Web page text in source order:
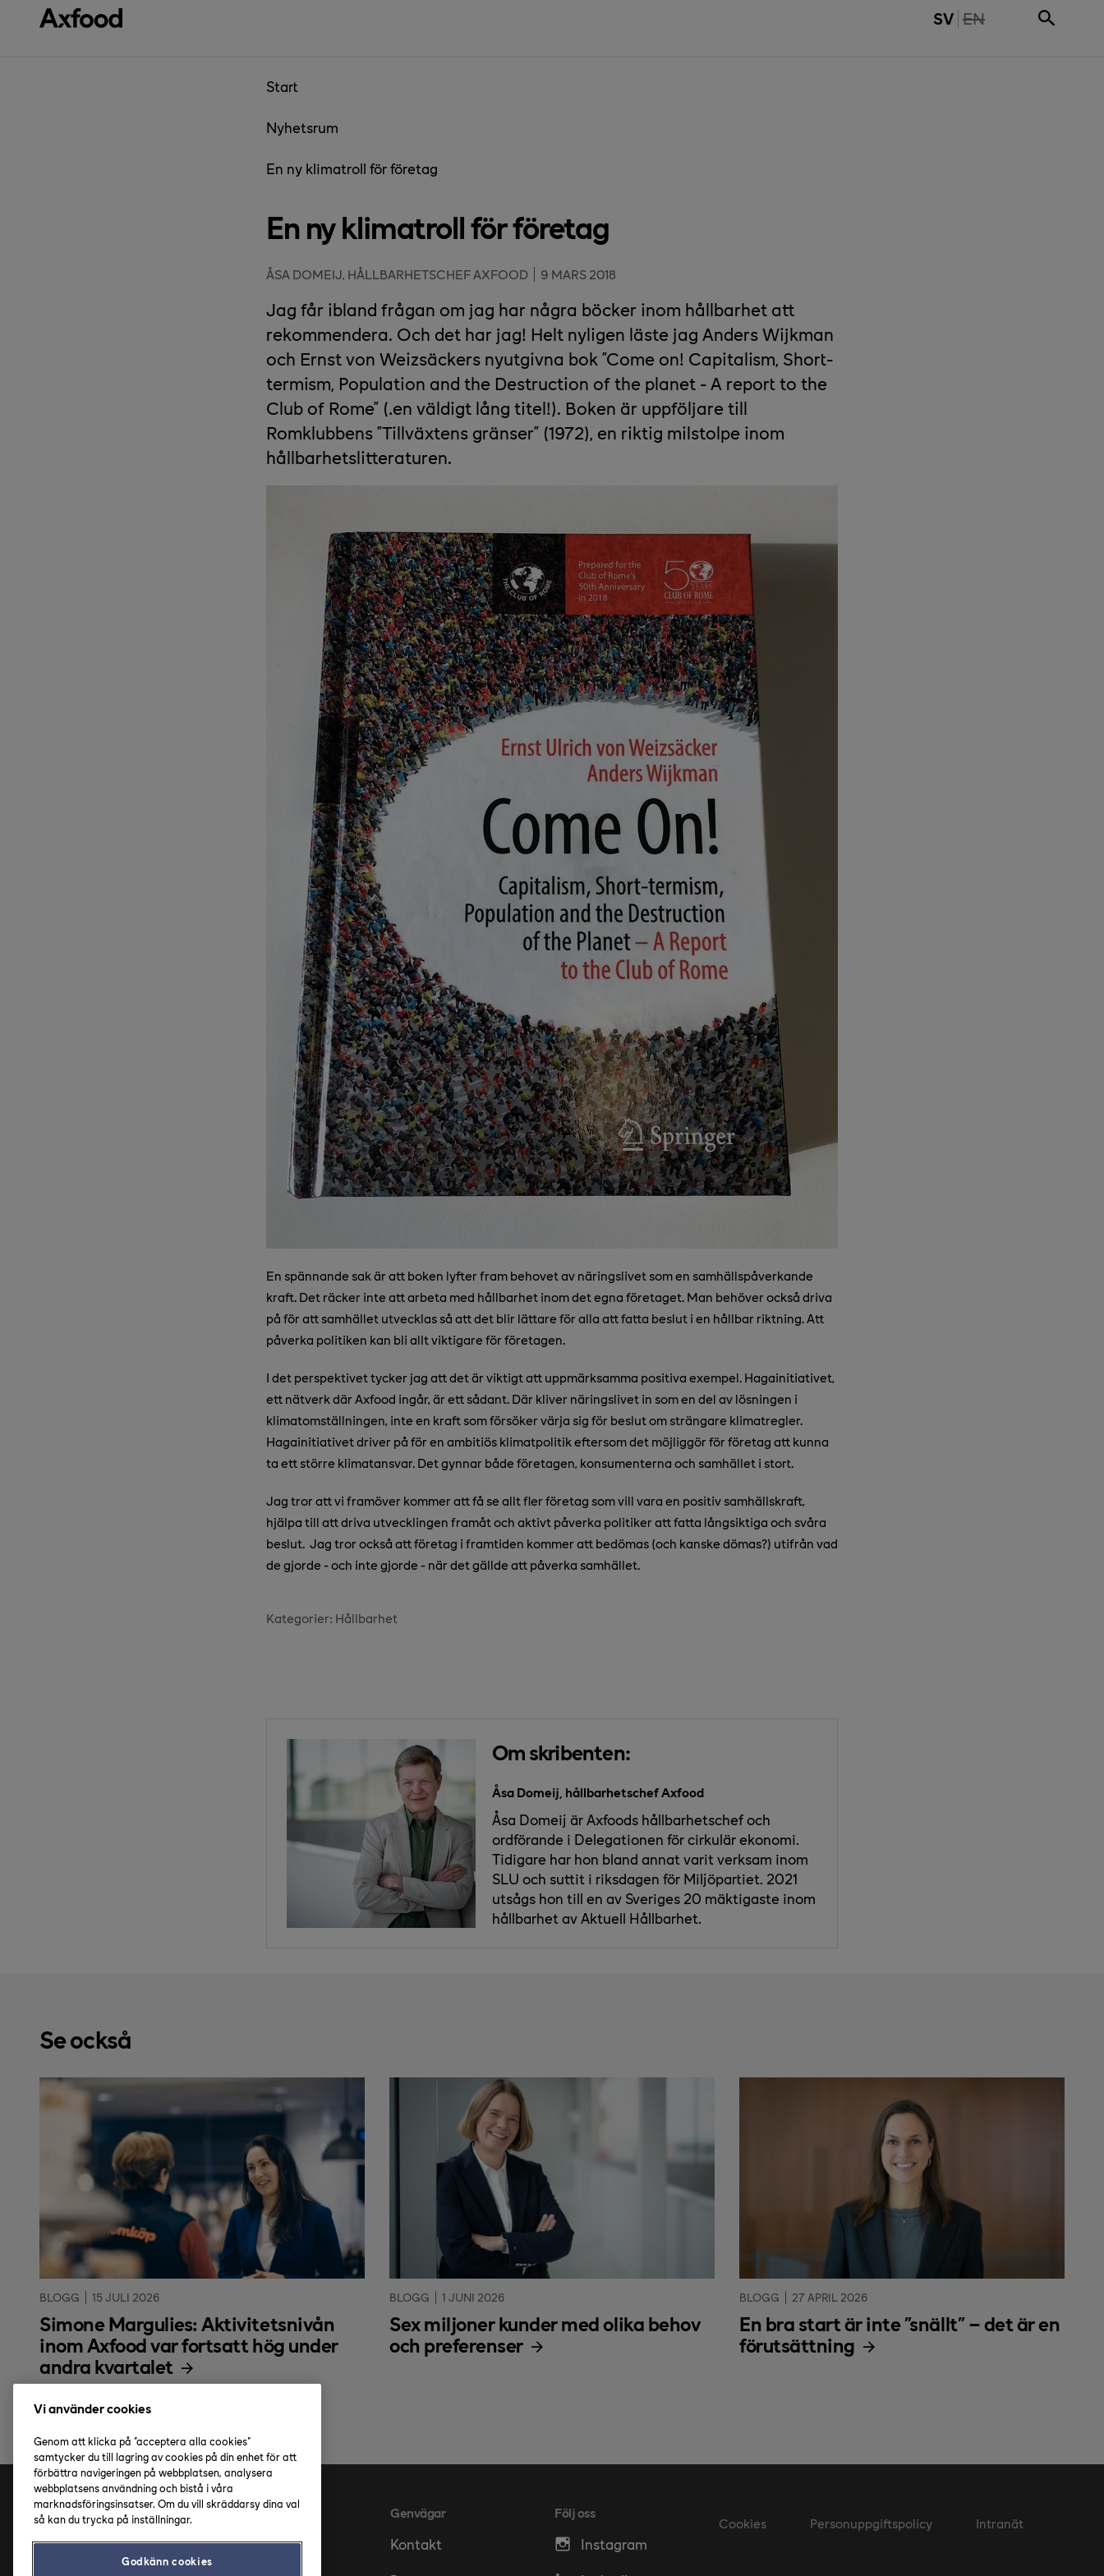
Gå direkt till innehåll SV THE PAGE IS NOT
EN
Start
Nyhetsrum
En ny klimatroll för företag
En ny klimatroll för företag
ÅSA DOMEIJ, HÅLLBARHETSCHEF AXFOOD 9 MARS 2018
Jag får ibland frågan om jag har några böcker inom hållbarhet att
rekommendera. Och det har jag! Helt nyligen läste jag Anders Wijkman
och Ernst von Weizsäckers nyutgivna bok ”Come on! Capitalism, Short-
termism, Population and the Destruction of the planet - A report to the
Club of Rome” (…en väldigt lång titel!). Boken är uppföljare till
Romklubbens ”Tillväxtens gränser” (1972), en riktig milstolpe inom
hållbarhetslitteraturen.
En spännande sak är att boken lyfter fram behovet av näringslivet som en samhällspåverkande
kraft. Det räcker inte att arbeta med hållbarhet inom det egna företaget. Man behöver också driva
på för att samhället utvecklas så att det blir lättare för alla att fatta beslut i en hållbar riktning. Att
påverka politiken kan bli allt viktigare för företagen.
I det perspektivet tycker jag att det är viktigt att uppmärksamma positiva exempel. Hagainitiativet,
ett nätverk där Axfood ingår, är ett sådant. Där kliver näringslivet in som en del av lösningen i
klimatomställningen, inte en kraft som försöker värja sig för beslut om strängare klimatregler.
Hagainitiativet driver på för en ambitiös klimatpolitik eftersom det möjliggör för företag att kunna
ta ett större klimatansvar. Det gynnar både företagen, konsumenterna och samhället i stort.
Jag tror att vi framöver kommer att få se allt fler företag som vill vara en positiv samhällskraft,
hjälpa till att driva utvecklingen framåt och aktivt påverka politiker att fatta långsiktiga och svåra
beslut. Jag tror också att företag i framtiden kommer att bedömas (och kanske dömas?) utifrån vad
de gjorde - och inte gjorde - när det gällde att påverka samhället.
Kategorier: Hållbarhet
Om skribenten:
Åsa Domeij, hållbarhetschef Axfood
Åsa Domeij är Axfoods hållbarhetschef och
ordförande i Delegationen för cirkulär ekonomi.
Tidigare har hon bland annat varit verksam inom
SLU och suttit i riksdagen för Miljöpartiet. 2021
utsågs hon till en av Sveriges 20 mäktigaste inom
hållbarhet av Aktuell Hållbarhet.
Se också
BLOGG 15 JULI 2026
Simone Margulies: Aktivitetsnivån
inom Axfood var fortsatt hög under
andra kvartalet
BLOGG 1 JUNI 2026
Sex miljoner kunder med olika behov
och preferenser
BLOGG 27 APRIL 2026
En bra start är inte ”snällt” – det är en
förutsättning
Adress
Axfood AB
Solnavägen 4
Genvägar
Kontakt
Följ oss
Instagram
Cookies Personuppgiftspolicy Intranät
Vi använder cookies
Genom att klicka på "acceptera alla cookies"
samtycker du till lagring av cookies på din enhet för att
förbättra navigeringen på webbplatsen, analysera
webbplatsens användning och bistå i våra
marknadsföringsinsatser. Om du vill skräddarsy dina val
så kan du trycka på inställningar.
Godkänn cookies